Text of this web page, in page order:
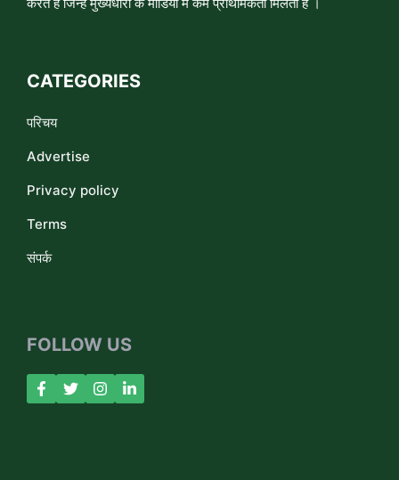
CATEGORIES
परिचय
Advertise
Privacy policy
Terms
संपर्क
FOLLOW US